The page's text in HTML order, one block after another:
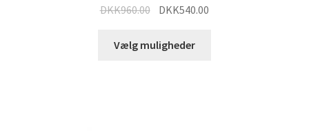
DKK960.00 DKK540.00
Vælg muligheder